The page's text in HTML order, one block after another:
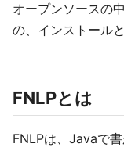
オープンソースの
の、インストール
FNLPとは
FNLPは、Javaで